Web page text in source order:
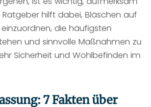
Ratgeber hilft dabei, Bläschen auf
die häufigsten
und sinnvolle Maßnahmen zu
Sicherheit und Wohlbefinden im
7 Fakten über